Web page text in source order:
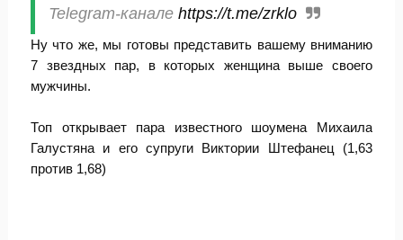
Telegram-канале https://t.me/zrklo
Ну что же, мы готовы представить вашему вниманию
7 звездных пар, в которых женщина выше своего
мужчины.
Топ открывает пара известного шоумена Михаила
Галустяна и его супруги Виктории Штефанец (1,63
против 1,68)